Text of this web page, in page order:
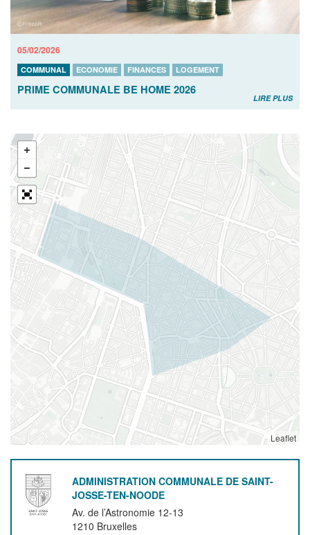
05/02/2026
COMMUNAL ECONOMIE FINANCES LOGEMENT
PRIME COMMUNALE BE HOME 2026
LIRE PLUS
Leaflet
ADMINISTRATION COMMUNALE DE SAINT-
JOSSE-TEN-NOODE
Av. de l’Astronomie 12-13
1210 Bruxelles